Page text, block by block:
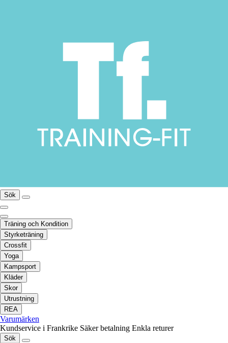
Sök
Träning och Kondition
Styrketräning
Crossfit
Yoga
Kampsport
Kläder
Skor
Utrustning
REA
Varumärken
Kundservice i Frankrike Säker betalning Enkla returer
Sök